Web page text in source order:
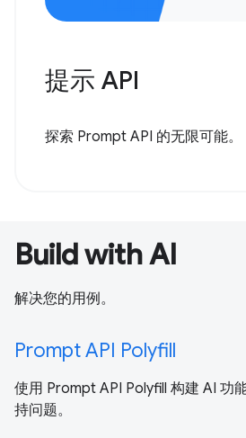
提示 API
探索 Prompt API 的无限可能。
Build with AI
解决您的用例。
Prompt API Polyfill
使用 Prompt API Polyfill 构建 AI 功
持问题。